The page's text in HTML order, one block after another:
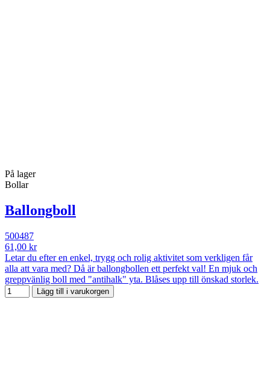
På lager
Bollar
Ballongboll
500487
61,00 kr
Letar du efter en enkel, trygg och rolig aktivitet som verkligen får
alla att vara med? Då är ballongbollen ett perfekt val! En mjuk och
greppvänlig boll med "antihalk" yta. Blåses upp till önskad storlek.
Lägg till i varukorgen